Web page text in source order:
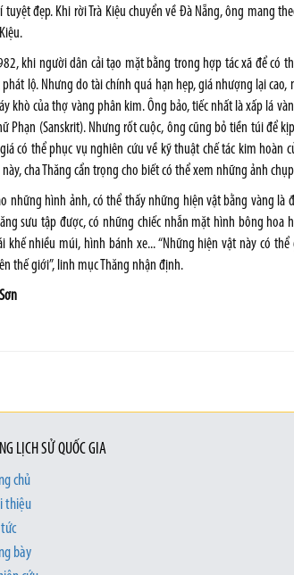
tuyệt đẹp. Khi rời Trà Kiệu chuyển về Đà Nẵng, ông mang
khi người dân cải tạo mặt bằng trong hợp tác xã để có
lộ. Nhưng do tài chính quá hạn hẹp, giá nhượng lại
khò của thợ vàng phân kim. Ông bảo, tiếc nhất là xấp lá
Phạn (Sanskrit). Nhưng rốt cuộc, ông cũng bỏ tiền túi để
có thể phục vụ nghiên cứu về kỹ thuật chế tác kim hoàn
cha Thăng cẩn trọng cho biết có thể xem những ảnh
những hình ảnh, có thể thấy những hiện vật bằng vàng là
sưu tập được, có những chiếc nhẫn mặt hình bông
khế nhiều múi, hình bánh xe... “Những hiện vật này có
thế giới”, linh mục Thăng nhận định.
LỊCH SỬ QUỐC GIA
chủ
thiệu
bày